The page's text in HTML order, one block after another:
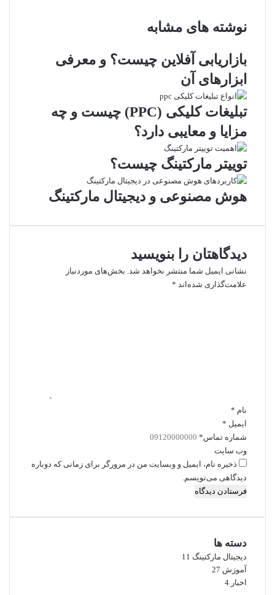
ی
ت
نوشته های مشابه
بازاریابی آفلاین چیست؟ و معرفی
ابزارهای آن
تبلیغات کلیکی (PPC) چیست و چه
مزایا و معایبی دارد؟
توییتر مارکتینگ چیست؟
هوش مصنوعی و دیجیتال مارکتینگ
دیدگاهتان را بنویسید
نشانی ایمیل شما منتشر نخواهد شد. بخش‌های موردنیاز
علامت‌گذاری شده‌اند *
نام *
ایمیل *
شماره تماس*
وب‌ سایت
ذخیره نام، ایمیل و وبسایت من در مرورگر برای زمانی که دوباره
دیدگاهی می‌نویسم.
دسته ها
دیجیتال مارکتینگ 11
آموزش 27
اخبار 4